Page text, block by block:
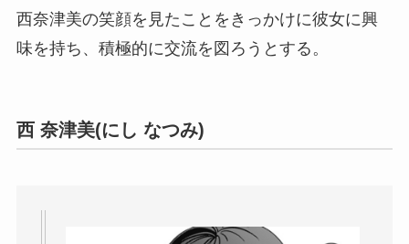
西奈津美の笑顔を見たことをきっかけに彼女に興
味を持ち、積極的に交流を図ろうとする。
西 奈津美(にし なつみ)